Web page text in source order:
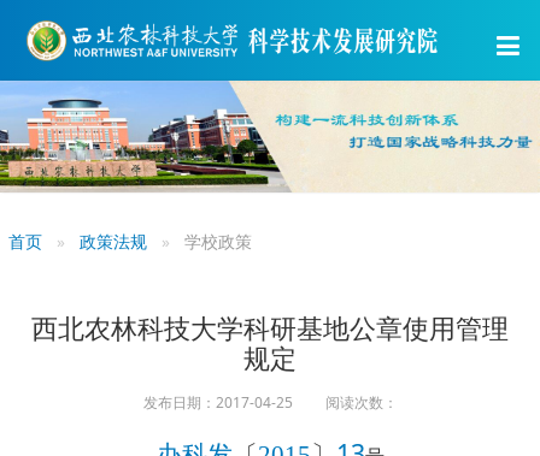
首页 政策法规 学校政策
西北农林科技大学科研基地公章使用管理
规定
发布日期：2017-04-25 阅读次数：